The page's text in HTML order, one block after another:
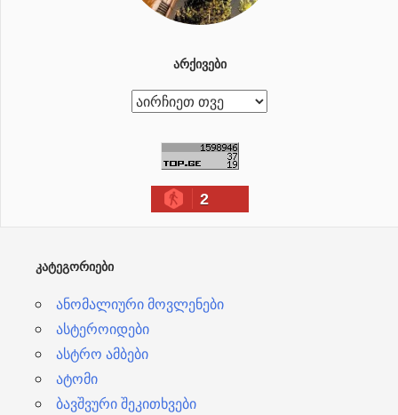
ᲐᲠᲥᲘᲕᲔᲑᲘ
ა
2
ᲙᲐᲢᲔᲒᲝᲠᲘᲔᲑᲘ
ანომალიური მოვლენები
ასტეროიდები
ასტრო ამბები
ატომი
ბავშვური შეკითხვები